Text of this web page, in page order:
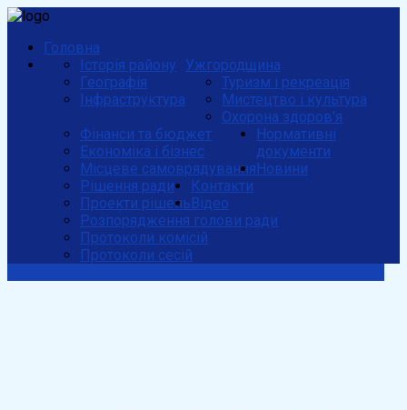
Головна
Ужгородщина
Історія району
Географія
Інфраструктура
Туризм і рекреація
Мистецтво і культура
Охорона здоров'я
Фінанси та бюджет
Економіка і бізнес
Місцеве самоврядування
Нормативні
документи
Рішення ради
Проекти рішень
Розпорядження голови ради
Протоколи комісій
Протоколи сесій
Новини
Контакти
Відео